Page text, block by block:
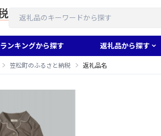
ランキングから探す 返礼品から探す
笠松町のふるさと納税 返礼品名